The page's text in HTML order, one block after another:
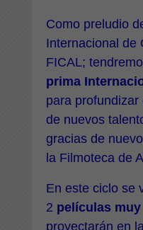
Como preludio
Internacional de
FICAL;
prima
para
de nuevos
gracias de
la Filmoteca de
En este ciclo se
2 películas
proyectarán en